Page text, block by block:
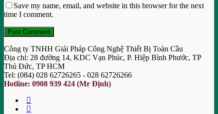
Save my name, email, and website in this browser for the next
time I comment.
Công ty TNHH Giải Pháp Công Nghệ Thiết Bị Toàn Cầu
Địa chỉ: 28 đường 14, KDC Vạn Phúc, P. Hiệp Bình Phước, TP
Thủ Đức, TP HCM
Tel: (084) 028 62726265 - 028 62726266
Hotline: 0908 939 424 (Mr Định)